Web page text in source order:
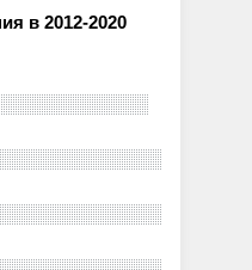
в 2012-2020